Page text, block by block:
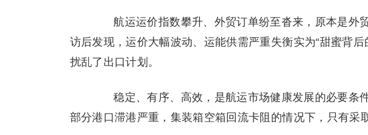
航运运价指数攀升、外贸订单纷至沓来，原本是外
访后发现，运价大幅波动、运能供需严重失衡实为“甜蜜背后
扰乱了出口计划。
稳定、有序、高效，是航运市场健康发展的必要条
部分港口滞港严重，集装箱空箱回流卡阻的情况下，只有采